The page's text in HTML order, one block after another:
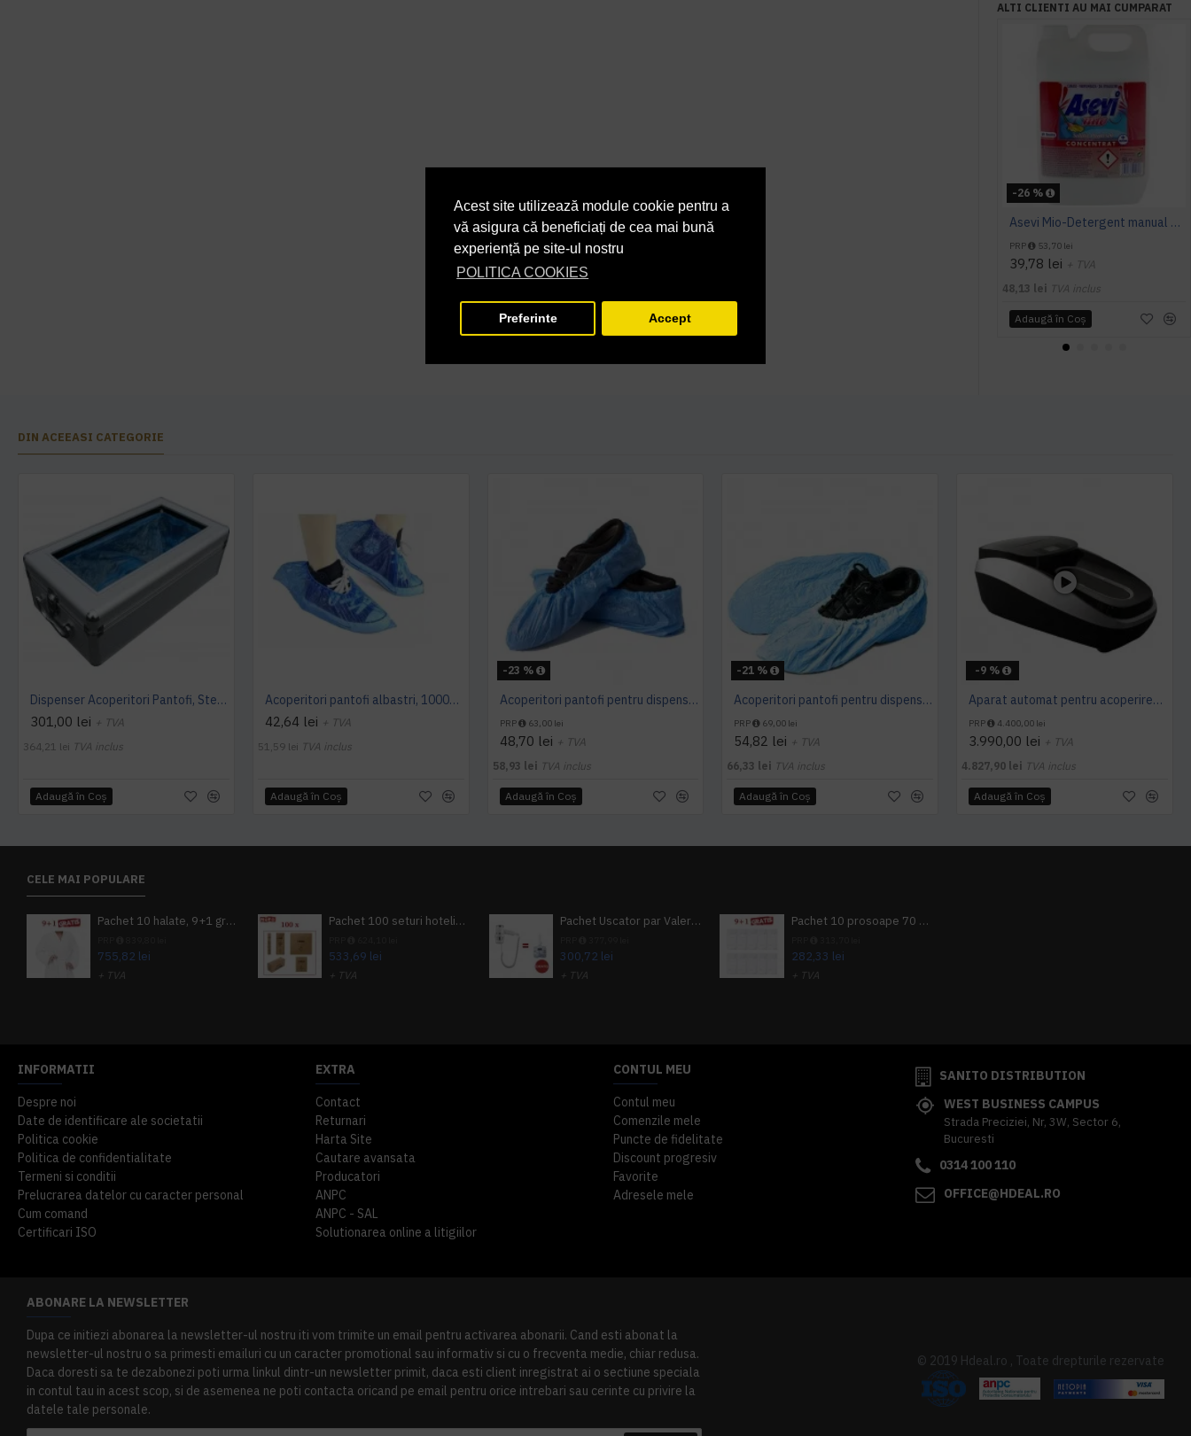
Acest site utilizează module cookie pentru a
vă asigura că beneficiați de cea mai bună
experiență pe site-ul nostru
POLITICA COOKIES
Preferinte Accept
ALTI CLIENTI AU MAI CUMPARAT
-26 %
Asevi Mio-Detergent manual concentrat pentru pardoseli, 5L
PRP 53,70 lei
39,78 lei + TVA
48,13 lei TVA inclus
Adaugă în Coş
DIN ACEEASI CATEGORIE
Dispenser Acoperitori Pantofi, StepN go' DeLuxe, model MS 106
301,00 lei + TVA
364,21 lei TVA inclus
Adaugă în Coş
Acoperitori pantofi albastri, 1000buc/set, grosime 22 microni
42,64 lei + TVA
51,59 lei TVA inclus
Adaugă în Coş
-23 %
Acoperitori pantofi pentru dispenser trafic mediu MS 603 - 100buc
PRP 63,00 lei
48,70 lei + TVA
58,93 lei TVA inclus
Adaugă în Coş
-21 %
Acoperitori pantofi pentru dispenser trafic intens MS L100 - 200 buc
PRP 69,00 lei
54,82 lei + TVA
66,33 lei TVA inclus
Adaugă în Coş
-9 %
Aparat automat pentru acoperirea pantofilor Dr.Mayer
PRP 4.400,00 lei
3.990,00 lei + TVA
4.827,90 lei TVA inclus
Adaugă în Coş
CELE MAI POPULARE
Pachet 10 halate, 9+1 gratuit
755,82 lei
+ TVA
Pachet 100 seturi hoteliere, set dentar, set barbierit, casca de dus, pila unghii, set cusut
533,69 lei
+ TVA
Pachet Uscator par Valera Action Super Plus + GRATUIT Sampon si gel de dus Tork
300,72 lei
+ TVA
Pachet 10 prosoape 70 x 140cm 9 + 1 gratuit
282,33 lei
+ TVA
INFORMATII
Despre noi
Date de identificare ale societatii
Politica cookie
Politica de confidentialitate
Termeni si conditii
Prelucrarea datelor cu caracter personal
Cum comand
Certificari ISO
EXTRA
Contact
Returnari
Harta Site
Cautare avansata
Producatori
ANPC
ANPC - SAL
Solutionarea online a litigiilor
CONTUL MEU
Contul meu
Comenzile mele
Puncte de fidelitate
Discount progresiv
Favorite
Adresele mele
SANITO DISTRIBUTION
WEST BUSINESS CAMPUS
Strada Preciziei, Nr, 3W, Sector 6,
Bucuresti
0314 100 110
OFFICE@HDEAL.RO
ABONARE LA NEWSLETTER
Dupa ce initiezi abonarea la newsletter-ul nostru iti vom trimite un email pentru activarea abonarii. Cand esti abonat la
newsletter-ul nostru o sa primesti emailuri cu un caracter promotional sau informativ si cu o frecventa medie, chiar redusa.
Daca doresti sa te dezabonezi poti urma linkul dintr-un newsletter primit, daca esti client inregistrat ai o sectiune speciala
in contul tau in acest scop, si de asemenea ne poti contacta oricand pe email pentru orice intrebari sau cerinte cu privire la
datele tale personale.
© 2019 Hdeal.ro , Toate drepturile rezervate